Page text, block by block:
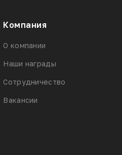
Компания
О компании
Наши награды
Сотрудничество
Вакансии